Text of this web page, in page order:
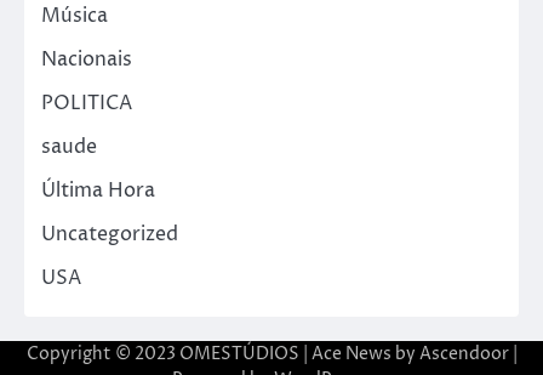
Música
Nacionais
POLITICA
saude
Última Hora
Uncategorized
USA
Copyright © 2023 OMESTÚDIOS | Ace News by Ascendoor|